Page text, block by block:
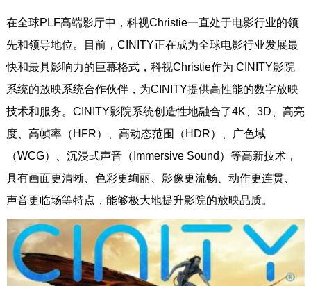
在全球PLF高端影厅中，科视Christie一直处于电影行业的领
先和领导地位。目前，CINITY正在成为全球电影行业发展最
快和最具影响力的巨幕格式，科视Christie作为 CINITY影院
系统的放映系统合作伙伴，为CINITY提供高性能的数字放映
技术和服务。CINITY影院系统创造性地融合了4K、3D、高亮
度、高帧率（HFR）、高动态范围（HDR）、广色域
（WCG）、沉浸式声音（Immersive Sound）等高新技术，
具有画面更清晰、色彩更绚丽、影像更流畅、动作更连贯、
声音更临场等特点，能够极大地提升影院的放映品质。